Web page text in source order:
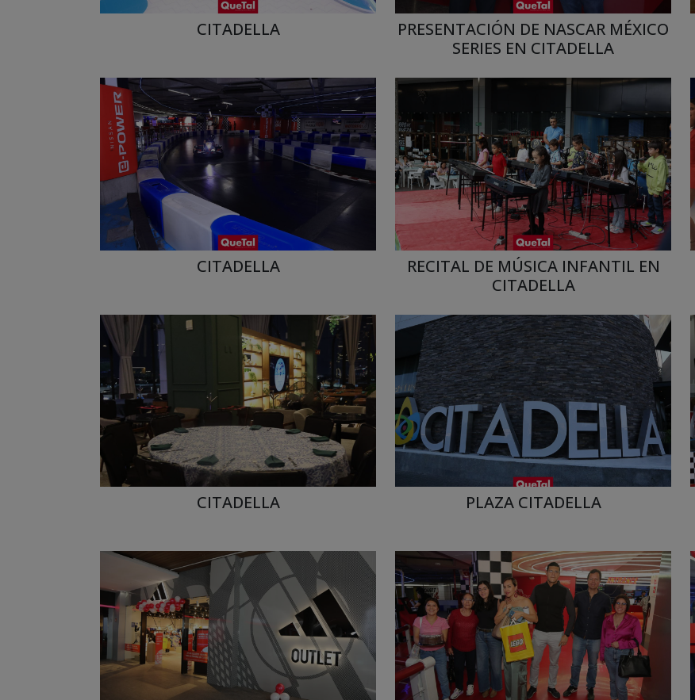
CITADELLA
PRESENTACIÓN DE NASCAR MÉXICO
SERIES EN CITADELLA
CITADELLA
RECITAL DE MÚSICA INFANTIL EN
CITADELLA
CITADELLA PLAZA CITADELLA